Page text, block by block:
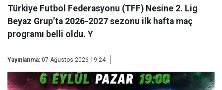
Türkiye Futbol Federasyonu (TFF) Nesine 2. Lig
Beyaz Grup’ta 2026-2027 sezonu ilk hafta maç
programı belli oldu. Y
Yayınlanma: 07 Ağustos 2026 19:24